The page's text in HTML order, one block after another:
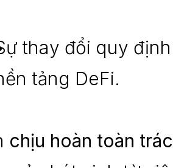
thay đổi quy
tảng DeFi.
chịu hoàn toàn